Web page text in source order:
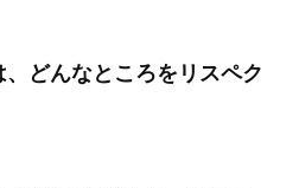
どんなところをリスペク